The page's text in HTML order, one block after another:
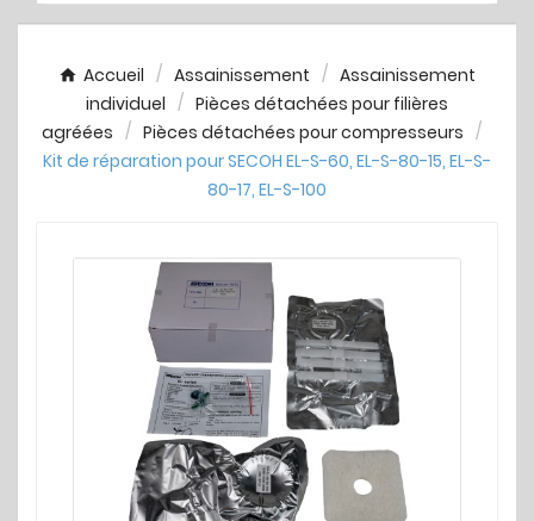
Accueil Assainissement
Assainissement
individuel
Pièces détachées pour filières
agréées
Pièces détachées pour compresseurs
Kit de réparation pour SECOH EL-S-60, EL-S-80-15, EL-S-
80-17, EL-S-100